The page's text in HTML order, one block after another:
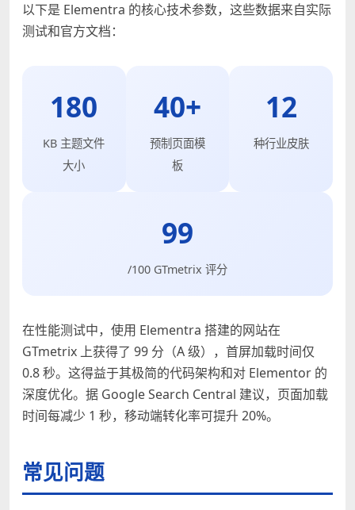
以下是 Elementra 的核心技术参数，这些数据来自实际
测试和官方文档：
180
KB 主题文件
大小
40+
预制页面模
板
12
种行业皮肤
99
/100 GTmetrix 评分
在性能测试中，使用 Elementra 搭建的网站在
GTmetrix 上获得了 99 分（A 级），首屏加载时间仅
0.8 秒。这得益于其极简的代码架构和对 Elementor 的
深度优化。据 Google Search Central 建议，页面加载
时间每减少 1 秒，移动端转化率可提升 20%。
常见问题